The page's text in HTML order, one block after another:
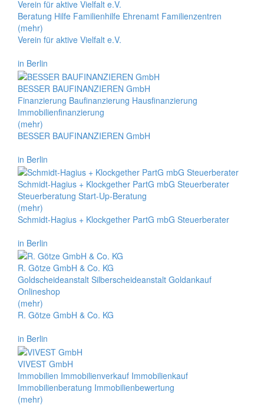
Verein für aktive Vielfalt e.V.
Beratung Hilfe Familienhilfe Ehrenamt Familienzentren
(mehr)
Verein für aktive Vielfalt e.V.
in Berlin
BESSER BAUFINANZIEREN GmbH
Finanzierung Baufinanzierung Hausfinanzierung
Immobilienfinanzierung
(mehr)
BESSER BAUFINANZIEREN GmbH
in Berlin
Schmidt-Hagius + Klockgether PartG mbG Steuerberater
Steuerberatung Start-Up-Beratung
(mehr)
Schmidt-Hagius + Klockgether PartG mbG Steuerberater
in Berlin
R. Götze GmbH & Co. KG
Goldscheideanstalt Silberscheideanstalt Goldankauf
Onlineshop
(mehr)
R. Götze GmbH & Co. KG
in Berlin
VIVEST GmbH
Immobilien Immobilienverkauf Immobilienkauf
Immobilienberatung Immobilienbewertung
(mehr)